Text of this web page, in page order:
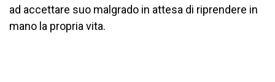
ad accettare suo malgrado in attesa di riprendere in
mano la propria vita.